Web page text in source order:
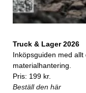
Truck & Lager 2026
Inköpsguiden med
materialhantering.
Pris: 199 kr.
Beställ den här